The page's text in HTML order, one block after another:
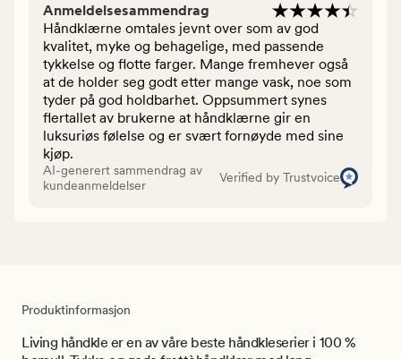
Anmeldelsesammendrag
Håndklærne omtales jevnt over som av god
kvalitet, myke og behagelige, med passende
tykkelse og flotte farger. Mange fremhever også
at de holder seg godt etter mange vask, noe som
tyder på god holdbarhet. Oppsummert synes
flertallet av brukerne at håndklærne gir en
luksuriøs følelse og er svært fornøyde med sine
kjøp.
AI-generert sammendrag av
kundeanmeldelser
Verified by Trustvoice
Produktinformasjon
Living håndkle er en av våre beste håndkleserier i 100 %